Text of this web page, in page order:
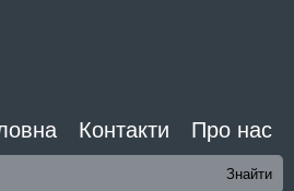
Контакти Про нас